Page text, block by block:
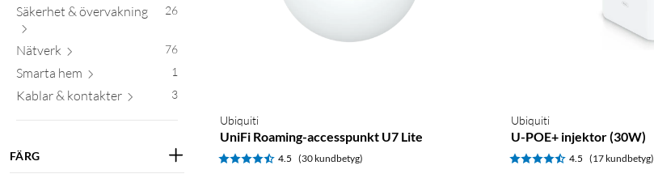
Säkerhet & övervakning 26
Nätverk 76
Smarta hem 1
Kablar & kontakter 3
FÄRG
Ubiquiti
UniFi Roaming-accesspunkt U7 Lite
4.5 (30 kundbetyg)
Ubiquiti
U-POE+ injektor (30W)
4.5 (17 kundbetyg)